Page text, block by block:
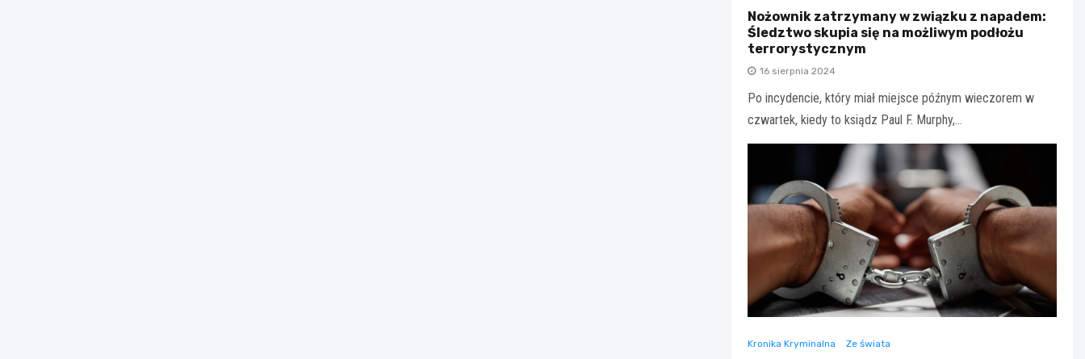
Nożownik zatrzymany w związku z napadem:
Śledztwo skupia się na możliwym podłożu
terrorystycznym
16 sierpnia 2024
Po incydencie, który miał miejsce późnym wieczorem w
czwartek, kiedy to ksiądz Paul F. Murphy,…
Kronika Kryminalna Ze świata